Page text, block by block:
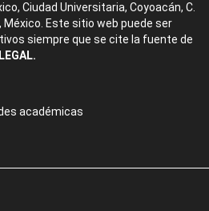
Ciudad Universitaria, Coyoacán, C.
México. Este sitio web puede ser
siempre que se cite la fuente de
académicas